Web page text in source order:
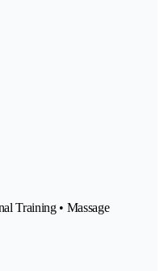
Training • Massage